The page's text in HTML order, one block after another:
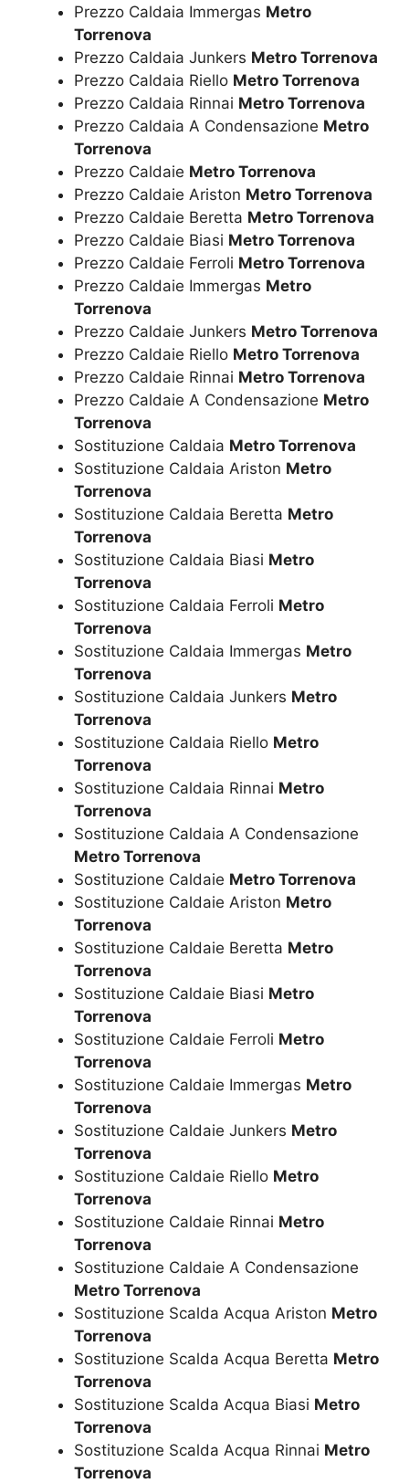
Prezzo Caldaia Immergas Metro
Torrenova
Prezzo Caldaia Junkers Metro Torrenova
Prezzo Caldaia Riello Metro Torrenova
Prezzo Caldaia Rinnai Metro Torrenova
Prezzo Caldaia A Condensazione Metro
Torrenova
Prezzo Caldaie Metro Torrenova
Prezzo Caldaie Ariston Metro Torrenova
Prezzo Caldaie Beretta Metro Torrenova
Prezzo Caldaie Biasi Metro Torrenova
Prezzo Caldaie Ferroli Metro Torrenova
Prezzo Caldaie Immergas Metro
Torrenova
Prezzo Caldaie Junkers Metro Torrenova
Prezzo Caldaie Riello Metro Torrenova
Prezzo Caldaie Rinnai Metro Torrenova
Prezzo Caldaie A Condensazione Metro
Torrenova
Sostituzione Caldaia Metro Torrenova
Sostituzione Caldaia Ariston Metro
Torrenova
Sostituzione Caldaia Beretta Metro
Torrenova
Sostituzione Caldaia Biasi Metro
Torrenova
Sostituzione Caldaia Ferroli Metro
Torrenova
Sostituzione Caldaia Immergas Metro
Torrenova
Sostituzione Caldaia Junkers Metro
Torrenova
Sostituzione Caldaia Riello Metro
Torrenova
Sostituzione Caldaia Rinnai Metro
Torrenova
Sostituzione Caldaia A Condensazione
Metro Torrenova
Sostituzione Caldaie Metro Torrenova
Sostituzione Caldaie Ariston Metro
Torrenova
Sostituzione Caldaie Beretta Metro
Torrenova
Sostituzione Caldaie Biasi Metro
Torrenova
Sostituzione Caldaie Ferroli Metro
Torrenova
Sostituzione Caldaie Immergas Metro
Torrenova
Sostituzione Caldaie Junkers Metro
Torrenova
Sostituzione Caldaie Riello Metro
Torrenova
Sostituzione Caldaie Rinnai Metro
Torrenova
Sostituzione Caldaie A Condensazione
Metro Torrenova
Sostituzione Scalda Acqua Ariston Metro
Torrenova
Sostituzione Scalda Acqua Beretta Metro
Torrenova
Sostituzione Scalda Acqua Biasi Metro
Torrenova
Sostituzione Scalda Acqua Rinnai Metro
Torrenova